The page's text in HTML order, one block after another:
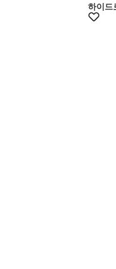
하이드